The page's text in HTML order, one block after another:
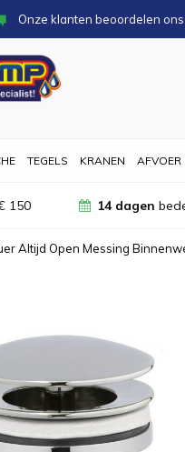
Onze klanten beoordelen
TEGELS KRANEN AFVOER
150 14 dagen
Altijd Open Messing